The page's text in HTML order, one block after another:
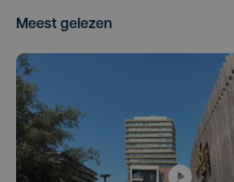
Meest gelezen